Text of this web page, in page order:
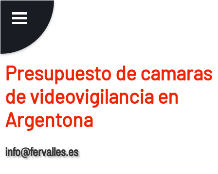
Presupuesto de camaras
de videovigilancia en
Argentona
info@fervalles.es